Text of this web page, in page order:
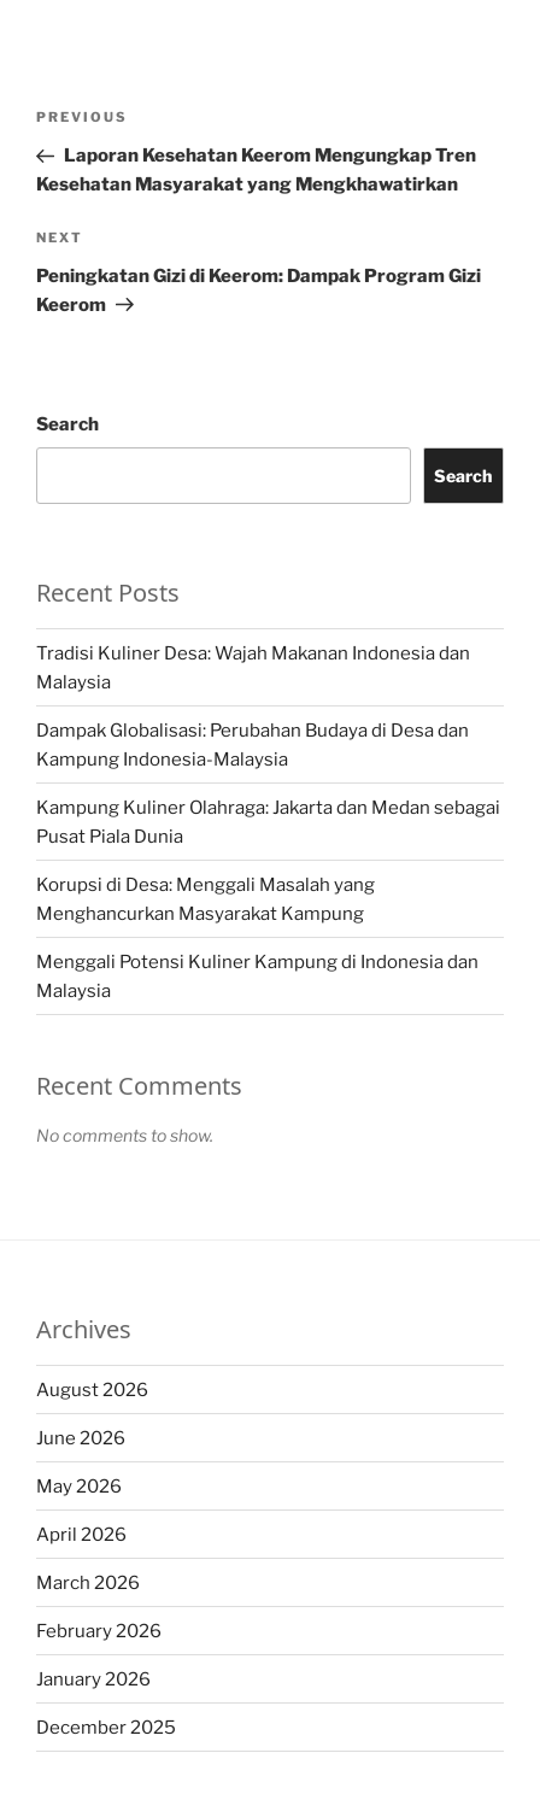
Previous
Post
PREVIOUS
Laporan Kesehatan Keerom Mengungkap Tren
Kesehatan Masyarakat yang Mengkhawatirkan
Next
Post
NEXT
Peningkatan Gizi di Keerom: Dampak Program Gizi
Keerom
Search
Search
Recent Posts
Tradisi Kuliner Desa: Wajah Makanan Indonesia dan
Malaysia
Dampak Globalisasi: Perubahan Budaya di Desa dan
Kampung Indonesia-Malaysia
Kampung Kuliner Olahraga: Jakarta dan Medan sebagai
Pusat Piala Dunia
Korupsi di Desa: Menggali Masalah yang
Menghancurkan Masyarakat Kampung
Menggali Potensi Kuliner Kampung di Indonesia dan
Malaysia
Recent Comments
No comments to show.
Archives
August 2026
June 2026
May 2026
April 2026
March 2026
February 2026
January 2026
December 2025